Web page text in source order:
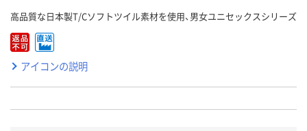
高品質な日本製T/Cソフトツイル素材を使用、男女ユニセックスシリーズ
アイコンの説明